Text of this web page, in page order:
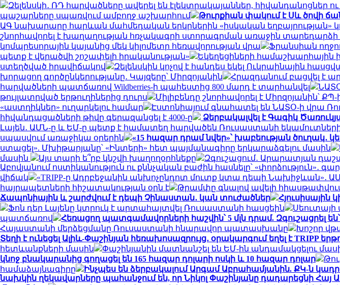
Զելենսկի․ ՌԴ հարվածները ավերել են էլեկտրակայաններ, հիվանդանոցներ
պաշարները սպառվում ամբողջ աշխարհում
Թուրքիան փակում է Սև ծովի
ԱԳ նախարարը հարևան մահմեդական երկրներին «իսկական եղբայրության»
շնորհավորել է խաղաղության հռչակագրի ստորագրման առաջին տարեդարձի
կոմպրեսորային կայանից մեկ կիլոմետր հեռավորության վրա
Ֆրանսիան
պետք է վերածվի շոշափելի իրականության»
Եկեղեցիների համաշխարհային
ստեղծված իրավիճակով
Զելենսկին կոչով է հանդես եկել Ուկրաինային
խորացող գործընկերությանը․ Կայզերը՝ Միրզոյանին
Հրազդանում բացվել է
հարվածների պատճառով Wildberries-ի պահեստից 800 մարդ է տարհանվել
թույլատրված երթուղիներից դուրս
Միլիբենդը շնորհավորել է Միրզոյանին՝
«աստղիկներ» ուղարկելու համար
Էստոնիայում գնահատել են ՆԱՏՕ-ի վրա
հիվանդացածների թիվը գերազանցել է 4000-ը
Ձերբակալվել է Գագիկ
Լայեն․ ԱՄՆ-ը և ԵՄ-ը պետք է համատեղ հարվածեն Ռուսաստանի եկամուտների
սպասվում առաջիկա օրերին
«15 հազար դրամ նվեր»՝ խաբեության ծուղակ․
ստացել». Մխիթարյանը՝ «Ինտերի» հետ պայմանագիրը երկարաձգելու մասին
մասին
Այս տարի ե՞րբ կնշվի խաղողօրհնեքը
Զգուշացում․ Արարատյան
Աբովյանում ոստիկանություն ու քննչական բաժին հասնելը՝
վիճակ
«TRIPP-ը Ադրբեջանին անխոչընդոտ մուտք կտա դեպի Նախիջևան»․
հայրապետների հիշատակության օրն է
Թրամփը գնալով ավելի
Ճապոնիային և շարժվում է դեպի Չինաստան․ կան տուժածներ
Հյուսիսային
Ֆոն դեր Լայենը կտրուկ է արտահայտվել Ռուսաստանի հասցեին
Սեուտայի
պատճառով
Հեռացող պատգամավորների հաշվին՝ 5 մլն դրամ. Զգուշացրել
Հայաստանի մերձեցմանը Ռուսաստանի հնարավոր պատասխանը
Խոշոր
Տեղի է ունեցել Ալիև-Փաշինյան հեռախոսազրույց․ օրակարգում եղել է TRIPP
հետևանքների մասին
Փաշինյանին մատնանշել են ԵՄ-ին անդամակցելու
կնոջ բնակարանից գողացել են 165 հազար դոլարի ոսկի և 10 հազար դոլար
համաձայնագիրը
Ինչպես են ձերբակալում Արգամ Աբրահամյանին. ՔԿ-ն
նախկին ղեկավարները պահանջում են, որ Նիկոլ Փաշինյանը դադարեցնի